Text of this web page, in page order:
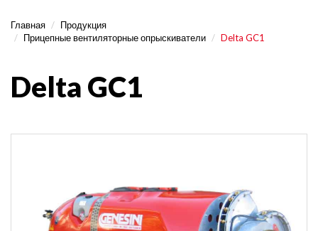
Главная
Продукция
Прицепные вентиляторные опрыскиватели
Delta GC1
Delta GC1